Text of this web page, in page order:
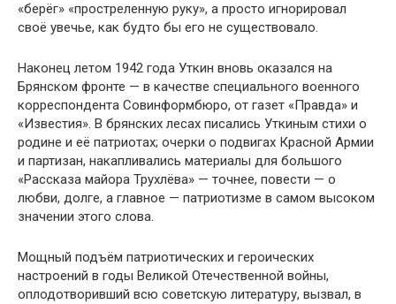
«берёг» «простреленную руку», а просто игнорировал
своё увечье, как будто бы его не существовало.
Наконец летом 1942 года Уткин вновь оказался на
Брянском фронте — в качестве специального военного
корреспондента Совинформбюро, от газет «Правда» и
«Известия». В брянских лесах писались Уткиным стихи о
родине и её патриотах; очерки о подвигах Красной Армии
и партизан, накапливались материалы для большого
«Рассказа майора Трухлёва» — точнее, повести — о
любви, долге, а главное — патриотизме в самом высоком
значении этого слова.
Мощный подъём патриотических и героических
настроений в годы Великой Отечественной войны,
оплодотворивший всю советскую литературу, вызвал, в